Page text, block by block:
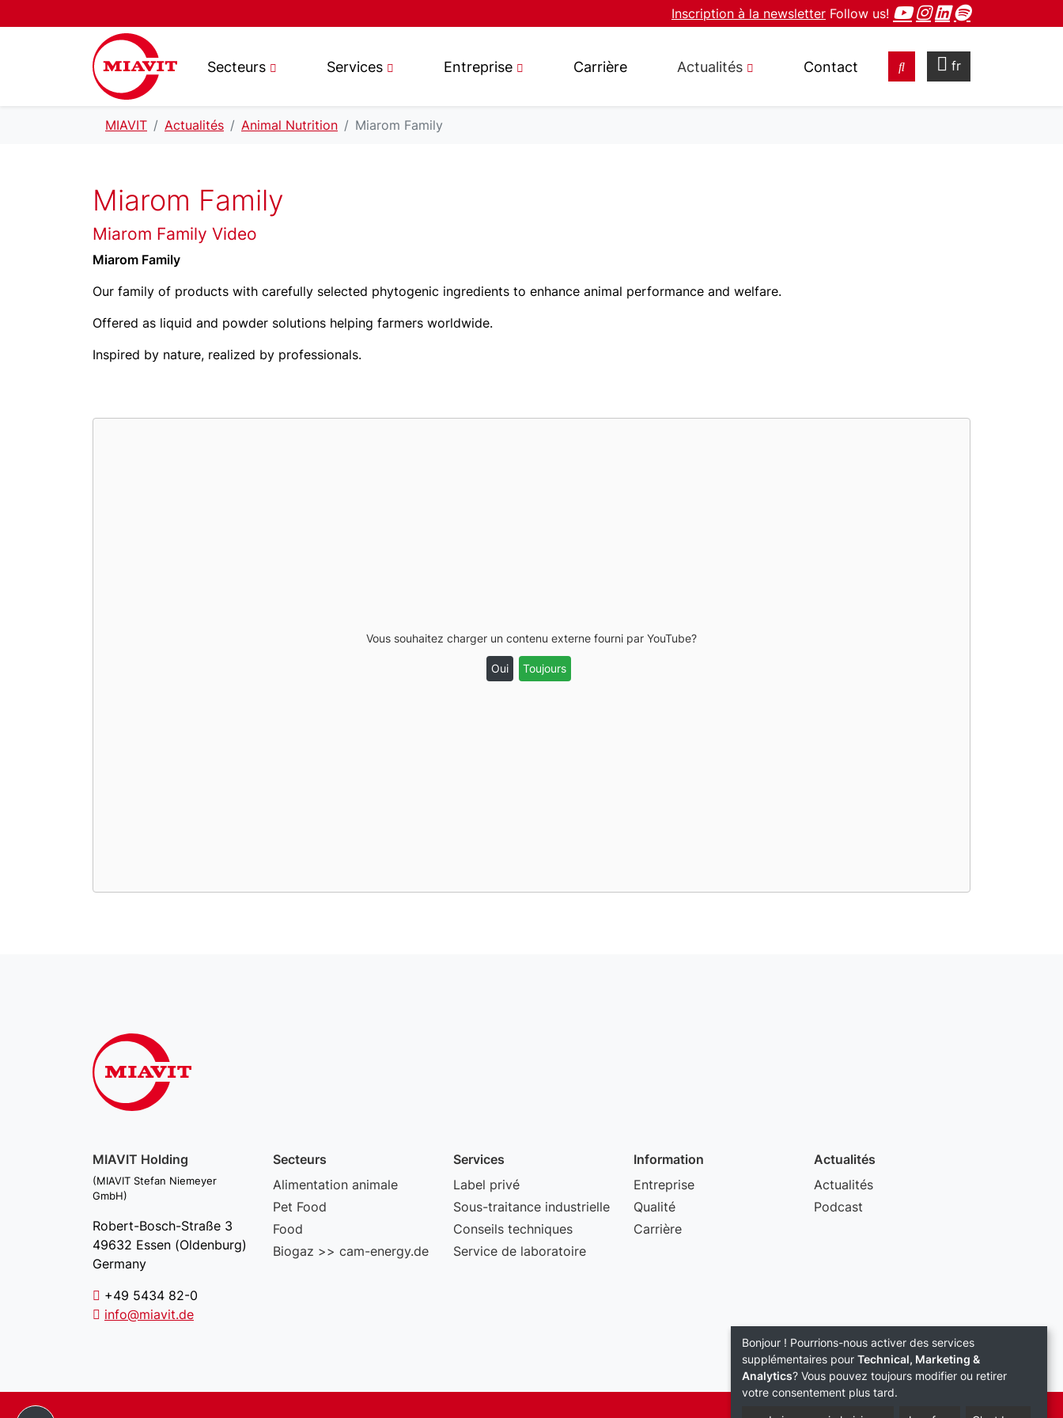
Inscription à la newsletter Follow us!
Secteurs Services Entreprise Carrière Actualités Contact fr
MIAVIT Actualités Animal Nutrition Miarom Family
Miarom Family
Miarom Family Video
Miarom Family
Our family of products with carefully selected phytogenic ingredients to enhance animal performance and welfare.
Offered as liquid and powder solutions helping farmers worldwide.
Inspired by nature, realized by professionals.
Vous souhaitez charger un contenu externe fourni par YouTube?
Oui Toujours
MIAVIT Holding
(MIAVIT Stefan Niemeyer
GmbH)
Robert-Bosch-Straße 3
49632 Essen (Oldenburg)
Germany
+49 5434 82-0
info@miavit.de
Secteurs
Alimentation animale
Pet Food
Food
Biogaz >> cam-energy.de
Services
Label privé
Sous-traitance industrielle
Conseils techniques
Service de laboratoire
Information
Entreprise
Qualité
Carrière
Actualités
Actualités
Podcast
Bonjour ! Pourrions-nous activer des services
supplémentaires pour Technical, Marketing &
Analytics? Vous pouvez toujours modifier ou retirer
votre consentement plus tard.